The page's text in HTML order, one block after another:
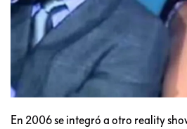
En 2006 se integró a otro reality